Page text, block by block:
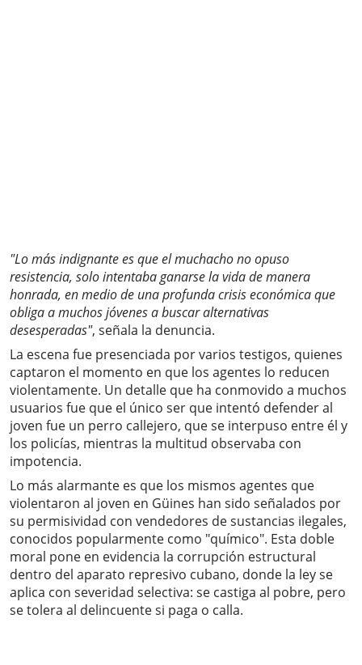
"Lo más indignante es que el muchacho no opuso
resistencia, solo intentaba ganarse la vida de manera
honrada, en medio de una profunda crisis económica que
obliga a muchos jóvenes a buscar alternativas
desesperadas", señala la denuncia.
La escena fue presenciada por varios testigos, quienes
captaron el momento en que los agentes lo reducen
violentamente. Un detalle que ha conmovido a muchos
usuarios fue que el único ser que intentó defender al
joven fue un perro callejero, que se interpuso entre él y
los policías, mientras la multitud observaba con
impotencia.
Lo más alarmante es que los mismos agentes que
violentaron al joven en Güines han sido señalados por
su permisividad con vendedores de sustancias ilegales,
conocidos popularmente como "químico". Esta doble
moral pone en evidencia la corrupción estructural
dentro del aparato represivo cubano, donde la ley se
aplica con severidad selectiva: se castiga al pobre, pero
se tolera al delincuente si paga o calla.